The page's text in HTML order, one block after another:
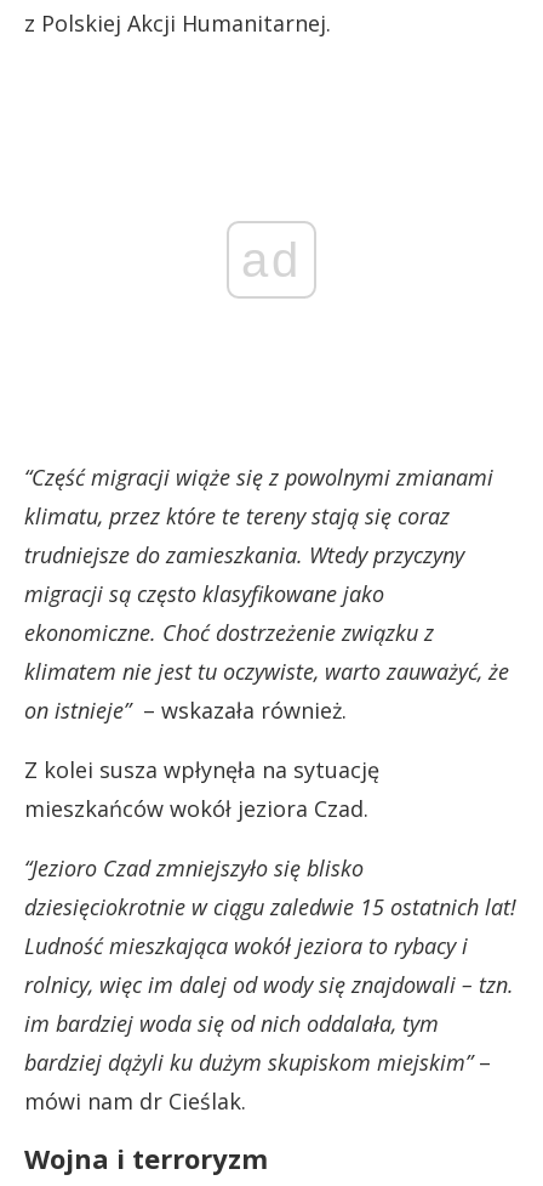
z Polskiej Akcji Humanitarnej.
ad
“Część migracji wiąże się z powolnymi zmianami
klimatu, przez które te tereny stają się coraz
trudniejsze do zamieszkania. Wtedy przyczyny
migracji są często klasyfikowane jako
ekonomiczne. Choć dostrzeżenie związku z
klimatem nie jest tu oczywiste, warto zauważyć, że
on istnieje” – wskazała również.
Z kolei susza wpłynęła na sytuację
mieszkańców wokół jeziora Czad.
“Jezioro Czad zmniejszyło się blisko
dziesięciokrotnie w ciągu zaledwie 15 ostatnich lat!
Ludność mieszkająca wokół jeziora to rybacy i
rolnicy, więc im dalej od wody się znajdowali – tzn.
im bardziej woda się od nich oddalała, tym
bardziej dążyli ku dużym skupiskom miejskim”–
mówi nam dr Cieślak.
Wojna i terroryzm